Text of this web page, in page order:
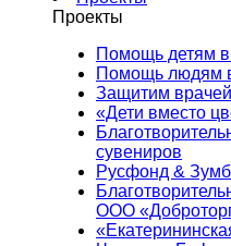
Проекты
Помощь детям
Помощь людям
Защитим врачей
«Дети вместо
сувениров
Русфонд &
ООО